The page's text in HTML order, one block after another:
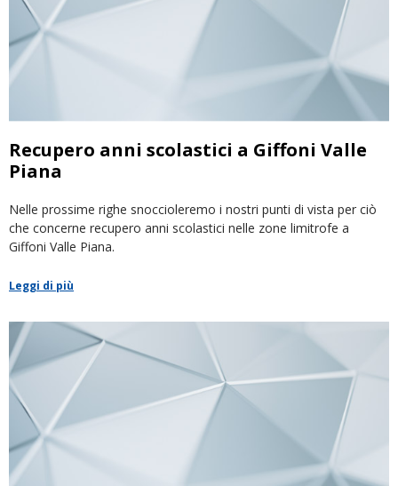
Recupero anni scolastici a Giffoni Valle
Piana
Nelle prossime righe snoccioleremo i nostri punti di vista per ciò
che concerne recupero anni scolastici nelle zone limitrofe a
Giffoni Valle Piana.
Leggi di più